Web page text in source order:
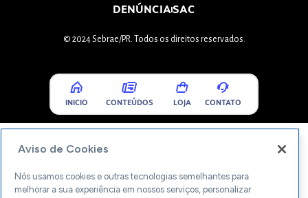
DENÚNCIASAC
© 2024 Sebrae/PR. Todos os direitos reservados.
INICIO CONTEÚDOS LOJA CONTATO
Aviso de Cookies
Nós usamos cookies e outras tecnologias semelhantes para
melhorar a sua experiência em nossos serviços, personalizar